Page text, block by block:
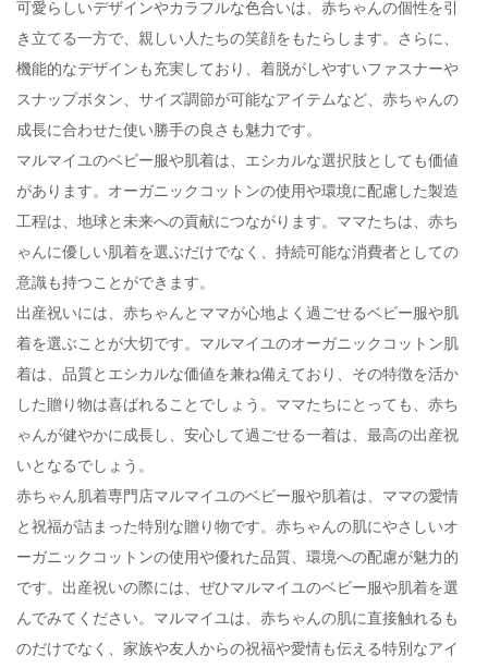
可愛らしいデザインやカラフルな色合いは、赤ちゃんの個性を引
き立てる一方で、親しい人たちの笑顔をもたらします。さらに、
機能的なデザインも充実しており、着脱がしやすいファスナーや
スナップボタン、サイズ調節が可能なアイテムなど、赤ちゃんの
成長に合わせた使い勝手の良さも魅力です。
マルマイユのベビー服や肌着は、エシカルな選択肢としても価値
があります。オーガニックコットンの使用や環境に配慮した製造
工程は、地球と未来への貢献につながります。ママたちは、赤ち
ゃんに優しい肌着を選ぶだけでなく、持続可能な消費者としての
意識も持つことができます。
出産祝いには、赤ちゃんとママが心地よく過ごせるベビー服や肌
着を選ぶことが大切です。マルマイユのオーガニックコットン肌
着は、品質とエシカルな価値を兼ね備えており、その特徴を活か
した贈り物は喜ばれることでしょう。ママたちにとっても、赤ち
ゃんが健やかに成長し、安心して過ごせる一着は、最高の出産祝
いとなるでしょう。
赤ちゃん肌着専門店マルマイユのベビー服や肌着は、ママの愛情
と祝福が詰まった特別な贈り物です。赤ちゃんの肌にやさしいオ
ーガニックコットンの使用や優れた品質、環境への配慮が魅力的
です。出産祝いの際には、ぜひマルマイユのベビー服や肌着を選
んでみてください。マルマイユは、赤ちゃんの肌に直接触れるも
のだけでなく、家族や友人からの祝福や愛情も伝える特別なアイ